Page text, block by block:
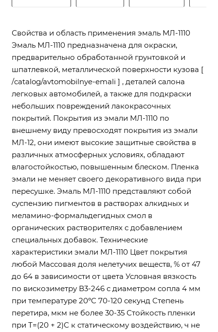
Свойства и область применения эмаль МЛ-1110
Эмаль МЛ-1110 предназначена для окраски,
предварительно обработанной грунтовкой и
шпатлевкой, металлической поверхности кузова [
/catalog/avtomobilnye-emali ] , деталей салона
легковых автомобилей, а также для подкраски
небольших повреждений лакокрасочных
покрытий. Покрытия из эмали МЛ-1110 по
внешнему виду превосходят покрытия из эмали
МЛ-12, они имеют высокие защитные свойства в
различных атмосферных условиях, обладают
влагостойкостью, повышенным блеском. Пленка
эмали не меняет своего декоративного вида при
пересушке. Эмаль МЛ-1110 представляют собой
суспензию пигментов в растворах алкидных и
меламино-формальдегидных смол в
органических растворителях с добавлением
специальных добавок. Технические
характеристики эмали МЛ-1110 Цвет покрытия
любой Массовая доля нелетучих веществ, % от 47
до 64 в зависимости от цвета Условная вязкость
по вискозиметру В3-246 с диаметром сопла 4 мм
при температуре 20ºС 70-120 секунд Степень
перетира, мкм не более 30-35 Стойкость пленки
при Т=(20 + 2)С к статическому воздействию, ч не